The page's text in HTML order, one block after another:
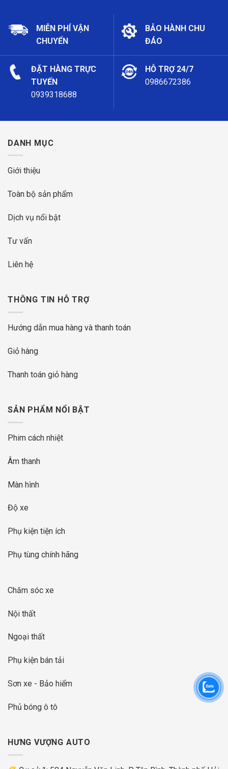
MIỄN PHÍ VẬN
CHUYỂN
BẢO HÀNH CHU
ĐÁO
ĐẶT HÀNG TRỰC
TUYẾN
0939318688
HỖ TRỢ 24/7
0986672386
DANH MỤC
Giới thiệu
Toàn bộ sản phẩm
Dịch vụ nổi bật
Tư vấn
Liên hệ
THÔNG TIN HỖ TRỢ
Hướng dẫn mua hàng và thanh toán
Giỏ hàng
Thanh toán giỏ hàng
SẢN PHẨM NỔI BẬT
Phim cách nhiệt
Âm thanh
Màn hình
Độ xe
Phụ kiện tiện ích
Phụ tùng chính hãng
Chăm sóc xe
Nội thất
Ngoại thất
Phụ kiện bán tải
Sơn xe - Bảo hiểm
Phủ bóng ô tô
HƯNG VƯỢNG AUTO